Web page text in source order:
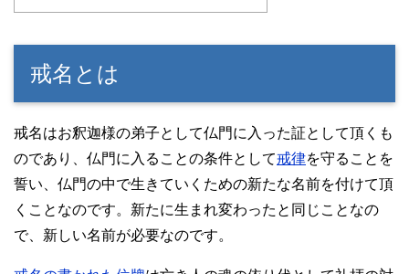
戒名とは
戒名はお釈迦様の弟子として仏門に入った証として頂くも
のであり、仏門に入ることの条件として戒律を守ることを
誓い、仏門の中で生きていくための新たな名前を付けて頂
くことなのです。新たに生まれ変わったと同じことなの
で、新しい名前が必要なのです。